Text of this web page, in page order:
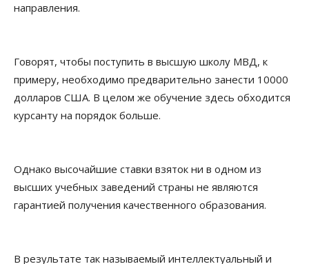
направления.
Говорят, чтобы поступить в высшую школу МВД, к
примеру, необходимо предварительно занести 10000
долларов США. В целом же обучение здесь обходится
курсанту на порядок больше.
Однако высочайшие ставки взяток ни в одном из
высших учебных заведений страны не являются
гарантией получения качественного образования.
В результате так называемый интеллектуальный и